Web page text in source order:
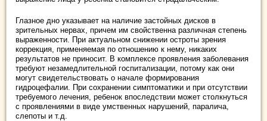
Глазное дно указывает на наличие застойных дисков в
зрительных нервах, причем им свойственна различная степень
выраженности. При актуальном снижении остроты зрения
коррекция, применяемая по отношению к нему, никаких
результатов не приносит. В комплексе проявления заболевания
требуют незамедлительной госпитализации, потому как они
могут свидетельствовать о начале формирования
гидроцефалии. При сохранении симптоматики и при отсутствии
требуемого лечения, ребенок впоследствии может столкнуться
с проявлениями в виде умственных нарушений, паралича,
слепоты и т.д.